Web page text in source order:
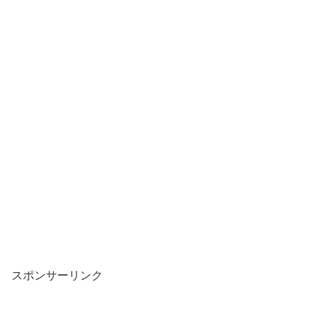
スポンサーリンク